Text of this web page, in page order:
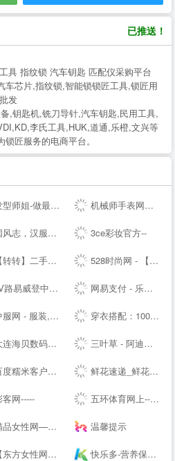
已推送！
具 指纹锁 汽车钥匙 匹配仪采购平台
车芯片,指纹锁,智能锁锁匠工具,锁匠用
发
,钥匙机,铣刀导针,汽车钥匙,民用工具,
李氏工具,HUK,道通,乐橙,文兴等
匠服务的电商平台。
姐-做最贴心的发型设计网 机械师手表网—海外自营仓储直邮手表，名表百年品牌文化
服正版导航站 Guofengzhi, Hanfu Genuine Navigation Station | 3ce彩妆官方--
【转转】二手交易网,二手手机交易网,58闲置交易APP,转转客服 528时尚网 - 【HAO528时尚网】
登中国-- - LOUIS VUITTON官方--中文版 | LV-- 网易支付 - 乐生活，易支付
饰,服装品牌,服装招商,服装代理加盟,女装,男装,童装,休闲装,服装媒体,服装设计,服装资讯 穿衣搭配：100款服装搭配技巧-穿衣搭配网-搭配搜
码网--集中采购/免费送货/免费报价/免费咨询/优质服务 三叶草 - 阿迪达斯三叶草 - 三叶草--
米客户端--百度糯米--客户端下载页 鲜花速递_鲜花网速递_鲜花配送【快至1小时送达】
客网----- 五环体育网上--hiwuhuan.com-运动鞋服1-8折起，户外品牌低至1折，专柜正品，耐克，阿迪达斯，匡威，户外鞋，篮球鞋，足球鞋，慢跑鞋，实体店供货
网—都市白领最喜爱的高端女性新媒体平台 温馨提示
【东方女性网】女人我最大做时尚潮女人_时尚潮流女性_时尚女人 快乐多-营养保健,美容护肤品专业网,打造品质好生活,值得信赖